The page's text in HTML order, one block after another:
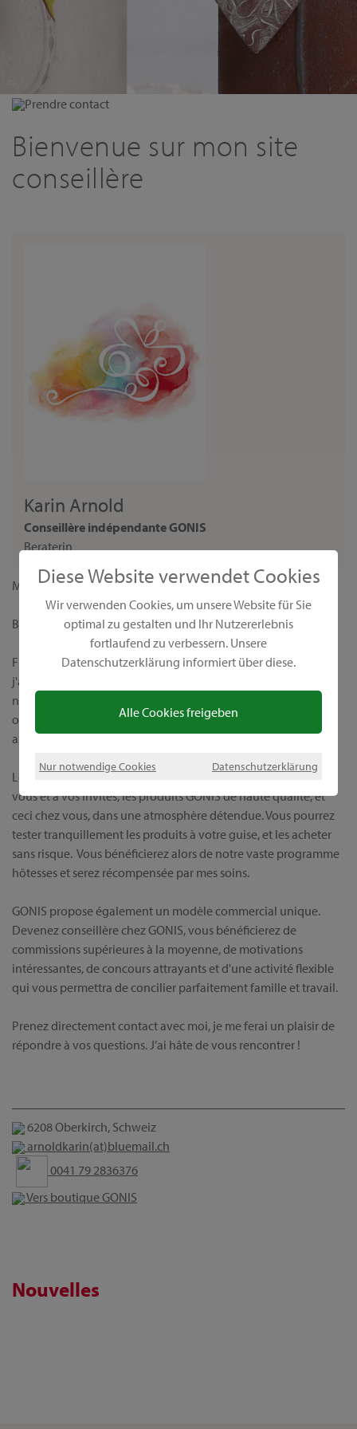
Diese Website verwendet Cookies
Wir verwenden Cookies, um unsere Website für Sie
optimal zu gestalten und Ihr Nutzererlebnis
fortlaufend zu verbessern. Unsere
Datenschutzerklärung informiert über diese.
Alle Cookies freigeben
Nur notwendige Cookies Datenschutzerklärung
Prendre contact
Bienvenue sur mon site
conseillère
Karin Arnold
Conseillère indépendante GONIS
Beraterin
Madame,
Bienvenue sur ma page personnelle de conseillère GONIS !
Fidèle à la devise "Nous rendons le monde plus coloré",
j'aimerais vous présenter nos produits créatifs uniques et leurs
nombreuses possibilités d’application. Chez GONIS, vous
obtiendrez tout auprès d'une source unique, et serez en outre
assistée par moi-même, avant, et bien sûr après l'achat.
Lors d’une démonstration individuelle, je vous présenterai, à
vous et à vos invités, les produits GONIS de haute qualité, et
ceci chez vous, dans une atmosphère détendue. Vous pourrez
tester tranquillement les produits à votre guise, et les acheter
sans risque. Vous bénéficierez alors de notre vaste programme
hôtesses et serez récompensée par mes soins.
GONIS propose également un modèle commercial unique.
Devenez conseillère chez GONIS, vous bénéficierez de
commissions supérieures à la moyenne, de motivations
intéressantes, de concours attrayants et d'une activité flexible
qui vous permettra de concilier parfaitement famille et travail.
Prenez directement contact avec moi, je me ferai un plaisir de
répondre à vos questions. J’ai hâte de vous rencontrer !
6208 Oberkirch, Schweiz
arnoldkarin(at)bluemail.ch
0041 79 2836376
Vers boutique GONIS
Nouvelles